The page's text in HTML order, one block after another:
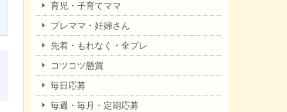
育児・子育てママ
プレママ・妊婦さん
先着・もれなく・全プレ
コツコツ懸賞
毎日応募
毎週・毎月・定期応募